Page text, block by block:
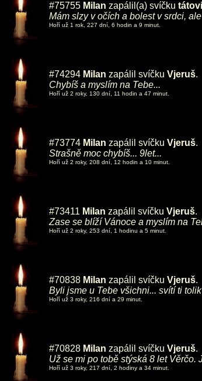
#75755 Milan zapálil(a) svíčku tátovi
Mám slzy v očích a bolest v srdci,
Hoří už 1 rok, 227 dní, 6 hodin a 9 minut.
#74294 Milan zapálil svíčku Vjeruš.
Chybíš a myslím na Tebe...
Hoří už 2 roky, 130 dní, 11 hodin a 47 minut.
#73774 Milan zapálil svíčku Vjeruš.
Strašně moc chybíš... 9let...
Hoří už 2 roky, 208 dní, 12 hodin a 10 minut.
#73411 Milan zapálil svíčku Vjeruš.
Zase se blíží Vánoce a myslím na
Hoří už 2 roky, 253 dní, 1 hodinu a 5 minut.
#70838 Milan zapálil svíčku Vjeruš.
Byli jsme u Tebe všichni... svítí ti
Hoří už 3 roky, 216 dní a 29 minut.
#70828 Milan zapálil svíčku Vjeruš.
Už se mi po tobě stýská 8 let Věrčo.
Hoří už 3 roky, 217 dní, 2 hodiny a 34 minut.